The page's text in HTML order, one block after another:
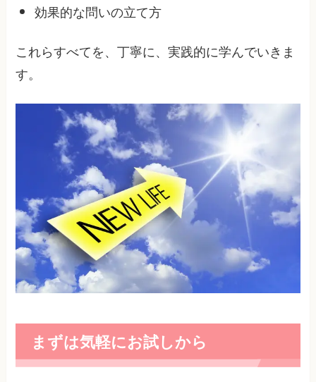
効果的な問いの立て方
これらすべてを、丁寧に、実践的に学んでいきま
す。
まずは気軽にお試しから